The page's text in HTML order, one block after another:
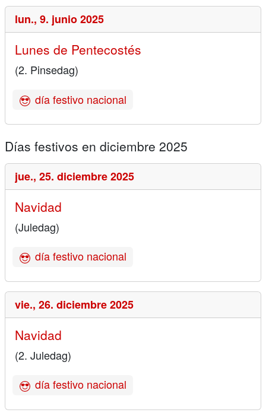
lun., 9. junio 2025
Lunes de Pentecostés
(2. Pinsedag)
día festivo nacional
Días festivos en diciembre 2025
jue., 25. diciembre 2025
Navidad
(Juledag)
día festivo nacional
vie., 26. diciembre 2025
Navidad
(2. Juledag)
día festivo nacional